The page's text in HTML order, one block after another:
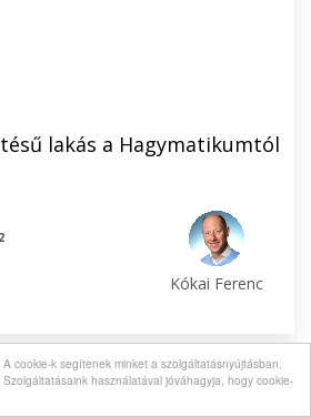
A cookie-k segítenek minket a szolgáltatásnyújtásban.
Szolgáltatásaink használatával jóváhagyja, hogy cookie-
lakás a Hagymatikumtól
2
Kókai Ferenc